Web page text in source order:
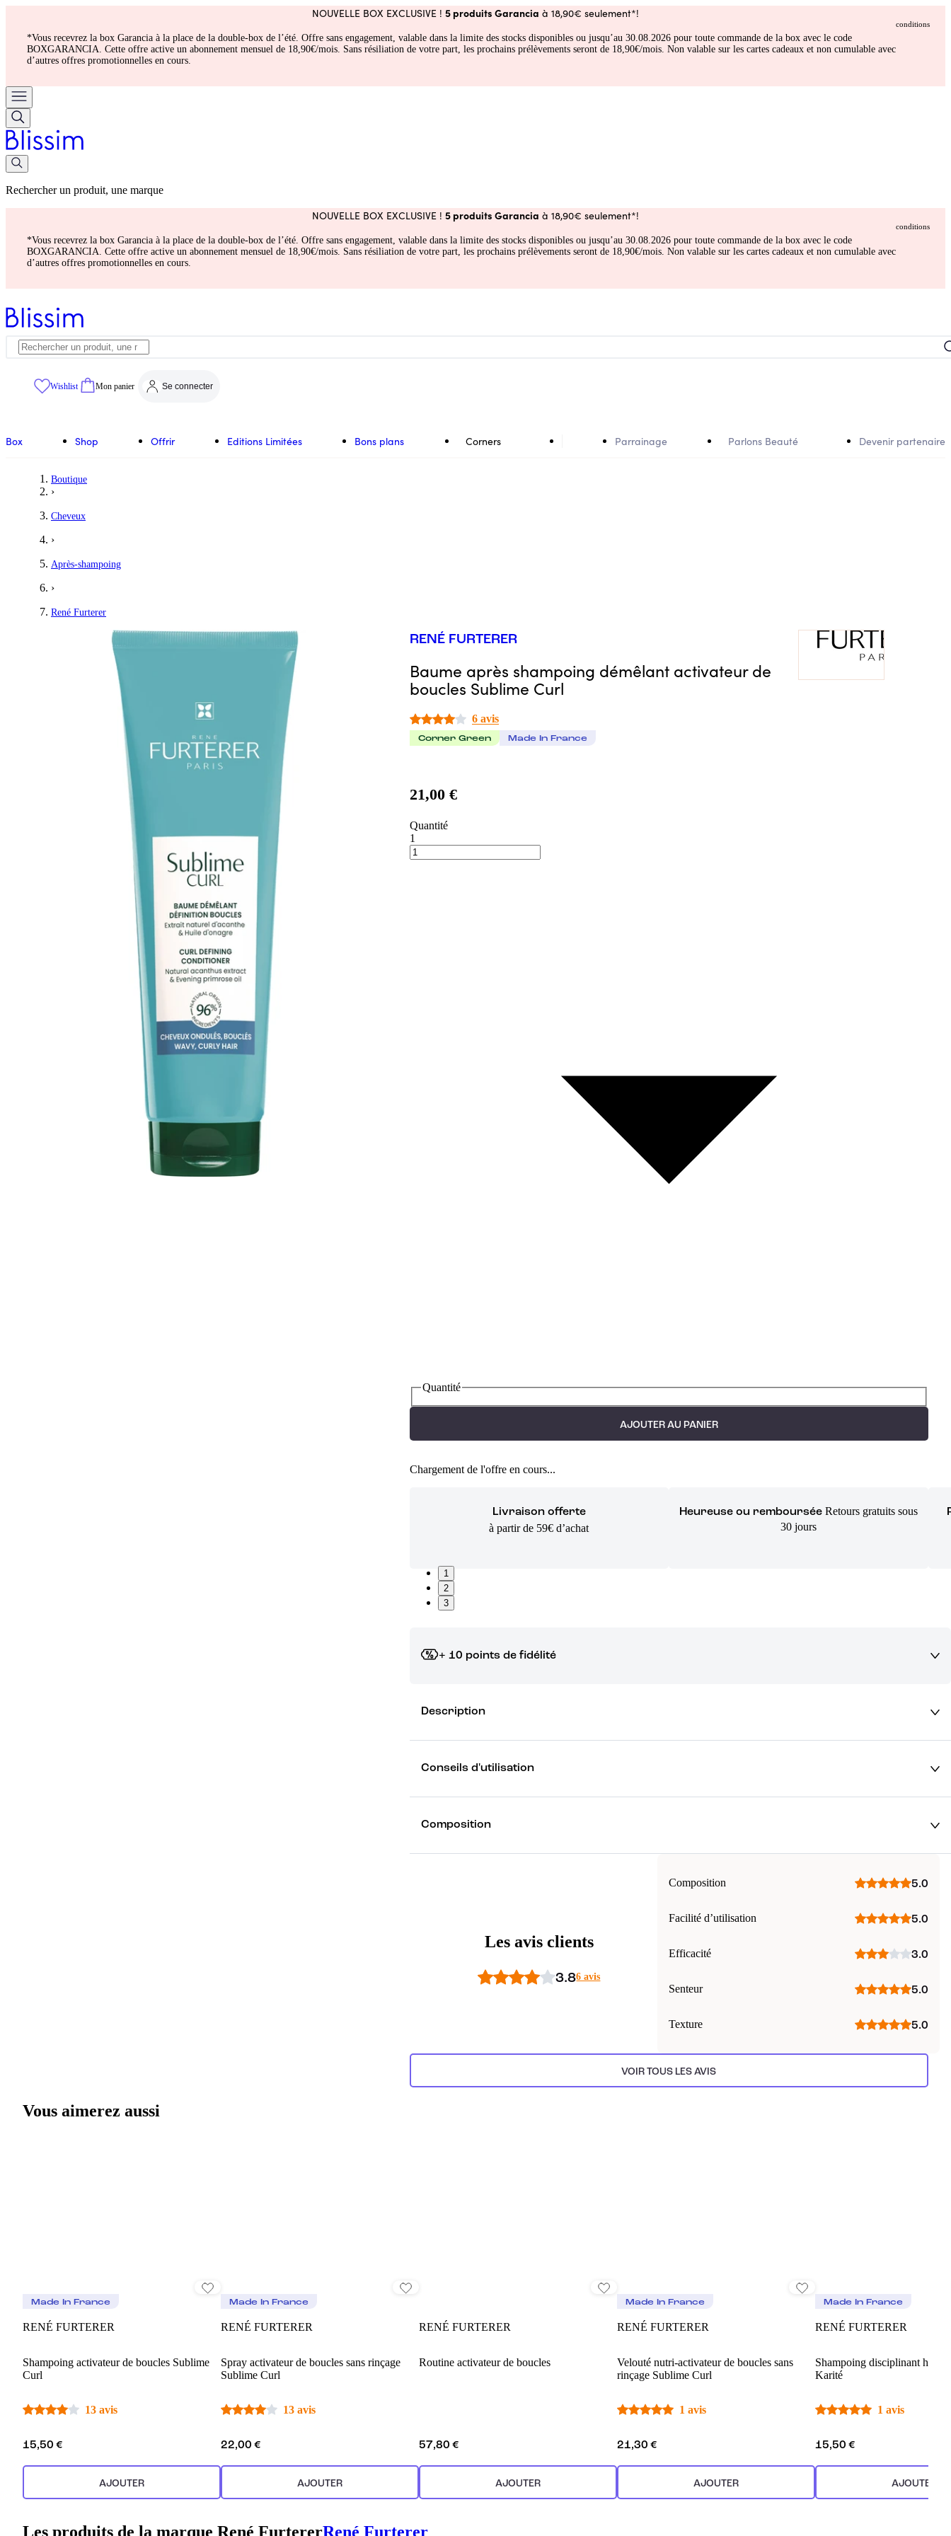
NOUVELLE BOX EXCLUSIVE ! 5 produits Garancia à 18,90€ seulement*!
conditions
*Vous recevrez la box Garancia à la place de la double-box de l’été. Offre sans engagement, valable dans la limite des stocks disponibles ou jusqu’au 30.08.2026 pour toute commande de la box avec le code
BOXGARANCIA. Cette offre active un abonnement mensuel de 18,90€/mois. Sans résiliation de votre part, les prochains prélèvements seront de 18,90€/mois. Non valable sur les cartes cadeaux et non cumulable avec
d’autres offres promotionnelles en cours.
Rechercher un produit, une marque
NOUVELLE BOX EXCLUSIVE ! 5 produits Garancia à 18,90€ seulement*!
conditions
*Vous recevrez la box Garancia à la place de la double-box de l’été. Offre sans engagement, valable dans la limite des stocks disponibles ou jusqu’au 30.08.2026 pour toute commande de la box avec le code
BOXGARANCIA. Cette offre active un abonnement mensuel de 18,90€/mois. Sans résiliation de votre part, les prochains prélèvements seront de 18,90€/mois. Non valable sur les cartes cadeaux et non cumulable avec
d’autres offres promotionnelles en cours.
Wishlist Mon panier Se connecter
Box Shop Offrir Editions Limitées Bons plans Corners Parrainage Parlons Beauté Devenir partenaire
Boutique
›
Cheveux
›
Après-shampoing
›
René Furterer
RENÉ FURTERER
Baume après shampoing démêlant activateur de
boucles Sublime Curl
6 avis
Corner Green Made In France
21,00 €
Quantité
1
Quantité
AJOUTER AU PANIER
Chargement de l'offre en cours...
Livraison offerte
à partir de 59€ d’achat
Heureuse ou remboursée Retours gratuits sous
30 jours
1
2
3
+ 10 points de fidélité
Description
Conseils d'utilisation
Composition
Les avis clients
3.86 avis
Composition 5.0
Facilité d’utilisation 5.0
Efficacité 3.0
Senteur 5.0
Texture 5.0
VOIR TOUS LES AVIS
Vous aimerez aussi
Made In France
RENÉ FURTERER
Shampoing activateur de boucles Sublime
Curl
13 avis
15,50 €
AJOUTER
Made In France
RENÉ FURTERER
Spray activateur de boucles sans rinçage
Sublime Curl
13 avis
22,00 €
AJOUTER
RENÉ FURTERER
Routine activateur de boucles
57,80 €
AJOUTER
Made In France
RENÉ FURTERER
Velouté nutri-activateur de boucles sans
rinçage Sublime Curl
1 avis
21,30 €
AJOUTER
Made In France
RENÉ FURTERER
Shampoing disciplinant
Karité
1 avis
15,50 €
AJOUTER
Les produits de la marque René FurtererRené Furterer